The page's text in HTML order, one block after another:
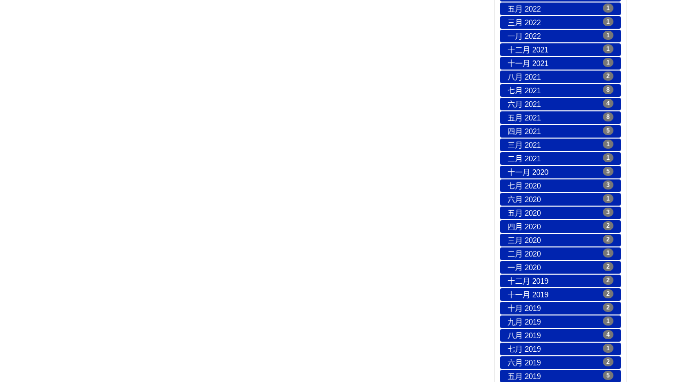
五月 2022 1
三月 2022 1
一月 2022 1
十二月 2021 1
十一月 2021 1
八月 2021 2
七月 2021 8
六月 2021 4
五月 2021 8
四月 2021 5
三月 2021 1
二月 2021 1
十一月 2020 5
七月 2020 3
六月 2020 1
五月 2020 3
四月 2020 2
三月 2020 2
二月 2020 1
一月 2020 2
十二月 2019 2
十一月 2019 2
十月 2019 2
九月 2019 1
八月 2019 4
七月 2019 1
六月 2019 2
五月 2019 5